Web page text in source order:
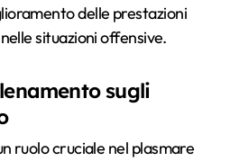
delle prestazioni
situazioni offensive.
sugli
ruolo cruciale nel plasmare